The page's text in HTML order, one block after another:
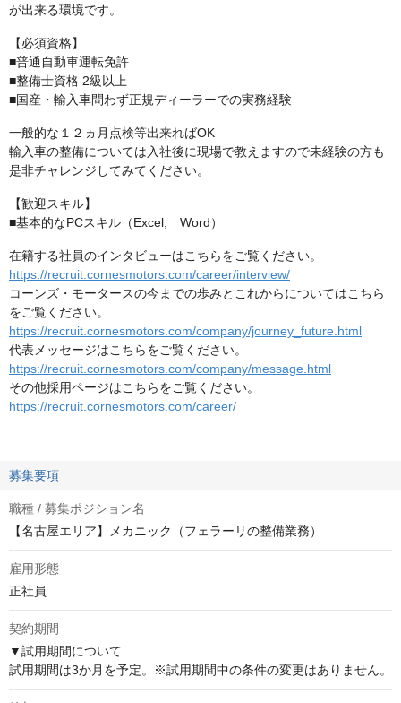
が出来る環境です。
【必須資格】
■普通自動車運転免許
■整備士資格 2級以上
■国産・輸入車問わず正規ディーラーでの実務経験
一般的な１２ヵ月点検等出来ればOK
輸入車の整備については入社後に現場で教えますので未経験の方も
是非チャレンジしてみてください。
【歓迎スキル】
■基本的なPCスキル（Excel, Word）
在籍する社員のインタビューはこちらをご覧ください。
https://recruit.cornesmotors.com/career/interview/
コーンズ・モータースの今までの歩みとこれからについてはこちら
をご覧ください。
https://recruit.cornesmotors.com/company/journey_future.html
代表メッセージはこちらをご覧ください。
https://recruit.cornesmotors.com/company/message.html
その他採用ページはこちらをご覧ください。
https://recruit.cornesmotors.com/career/
募集要項
職種 / 募集ポジション名
【名古屋エリア】メカニック（フェラーリの整備業務）
雇用形態
正社員
契約期間
▼試用期間について
試用期間は3か月を予定。※試用期間中の条件の変更はありません。